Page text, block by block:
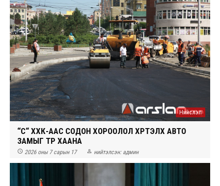
Нийслэл
“СҮҮ“ ХХК-ААС СОДОН ХОРООЛОЛ ХҮРТЭЛХ АВТО
ЗАМЫГ ТҮР ХААНА
 2026 оны 7 сарын 17  нийтэлсэн: админ